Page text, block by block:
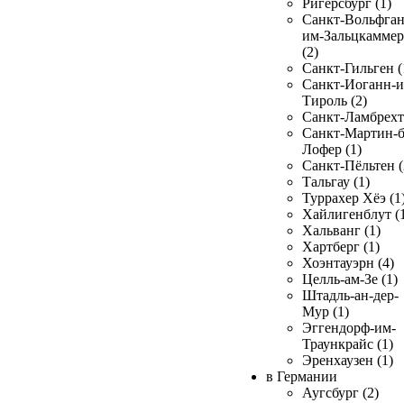
Ригерсбург (1)
Санкт-
им-
(2)
Санкт-Гильген
Санкт-Иоганн-
Тироль (2)
Санкт-
Санкт-Мартин-
Лофер (1)
Санкт-Пёльтен
Тальгау (1)
Туррахер Хёэ
Хайлигенблут
Хальванг (1)
Хартберг (1)
Хоэнтауэрн (4)
Целль-ам-Зе (1)
Штадль-ан-дер-
Мур (1)
Эггендорф-им-
Траункрайс (1)
Эренхаузен (1)
в Германии
Аугсбург (2)